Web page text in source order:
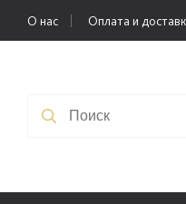
О нас Оплата и